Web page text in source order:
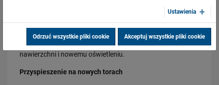
stacjach, a także odbudowana na nieużywanym obecnie
szlaku Goleszów – Cieszyn. Zwiększy się poziom
bezpieczeństwa na 81 przejazdach kolejowo-drogowych
oraz przejściach dla pieszych dzięki wymienionej
nawierzchni i nowemu oświetleniu.
Przyspieszenie na nowych torach
23.07.2026
pokazują…
Ustawienia
Odrzuć wszystkie pliki cookie Akceptuj wszystkie pliki cookie